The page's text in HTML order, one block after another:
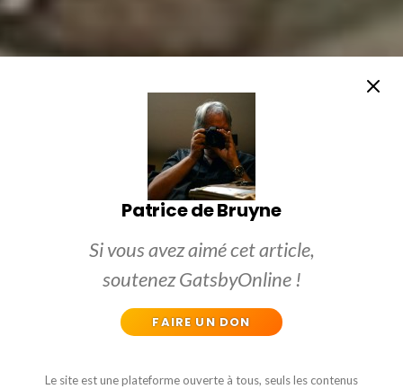
Patrice de Bruyne
Si vous avez aimé cet article,
soutenez GatsbyOnline !
FAIRE UN DON
Le site est une plateforme ouverte à tous, seuls les contenus